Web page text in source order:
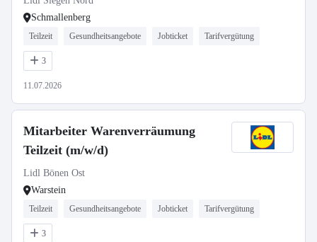
Schmallenberg
Teilzeit Gesundheitsangebote Jobticket Tarifvergütung
3
11.07.2026
Mitarbeiter Warenverräumung
Teilzeit (m/w/d)
Lidl Bönen Ost
Warstein
Teilzeit Gesundheitsangebote Jobticket Tarifvergütung
3